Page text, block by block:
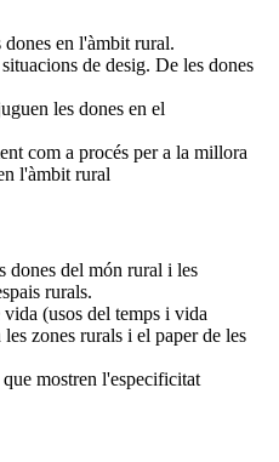
en l'àmbit rural.
de desig. De les dones
les dones en el
com a procés per a la millora
l'àmbit rural
dones del món rural i les
rurals.
(usos del temps i vida
zones rurals i el paper de les
mostren l'especificitat